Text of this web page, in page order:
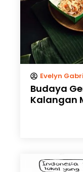
Evelyn
Budaya
Kalangan